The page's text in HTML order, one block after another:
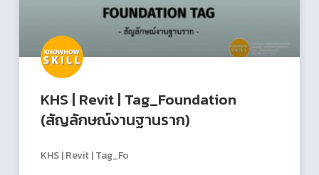
KHS | Revit | Tag_Foundation
(สัญลักษณ์งานฐานราก)
KHS | Revit | Tag_Fo